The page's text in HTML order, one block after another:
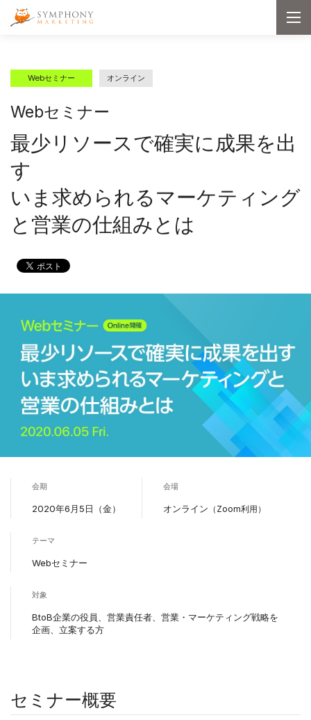
メインコンテンツへ移動
メ
Webセミナー オンライン
Webセミナー
最少リソースで確実に成果を出
す
いま求められるマーケティング
と営業の仕組みとは
会期
2020年6月5日（金）
会場
オンライン （Zoom利用）
テーマ
Webセミナー
対象
BtoB企業の役員、営業責任者、営業・マーケティング戦略を
企画、立案する方
セミナー概要